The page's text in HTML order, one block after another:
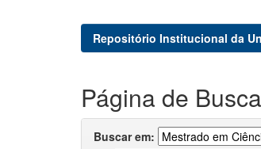
Repositório Institucional da
Página de Busca
Buscar em: